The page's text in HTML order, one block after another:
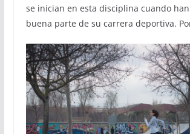
se inician en esta disciplina cuando
buena parte de su carrera deportiva.